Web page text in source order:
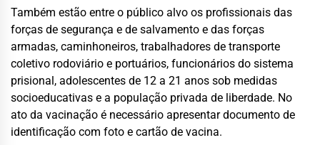
Também estão entre o público alvo os profissionais das
forças de segurança e de salvamento e das forças
armadas, caminhoneiros, trabalhadores de transporte
coletivo rodoviário e portuários, funcionários do sistema
prisional, adolescentes de 12 a 21 anos sob medidas
socioeducativas e a população privada de liberdade. No
ato da vacinação é necessário apresentar documento de
identificação com foto e cartão de vacina.